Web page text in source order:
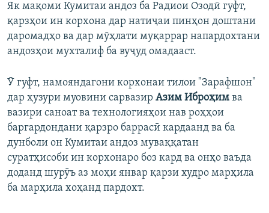
Як мақоми Кумитаи андоз ба Радиои Озодӣ гуфт,
қарзҳои ин корхона дар натиҷаи пинҳон доштани
даромадҳо ва дар мӯҳлати муқаррар напардохтани
андозҳои мухталиф ба вуҷуд омадааст.
Ӯ гуфт, намояндагони корхонаи тилои "Зарафшон"
дар ҳузури муовини сарвазир Азим Иброҳим ва
вазири саноат ва технологияҳои нав роҳҳои
баргардондани қарзро баррасӣ кардаанд ва ба
дунболи он Кумитаи андоз муваққатан
суратҳисоби ин корхонаро боз кард ва онҳо ваъда
доданд шурӯъ аз моҳи январ қарзи худро марҳила
ба марҳила хоҳанд пардохт.